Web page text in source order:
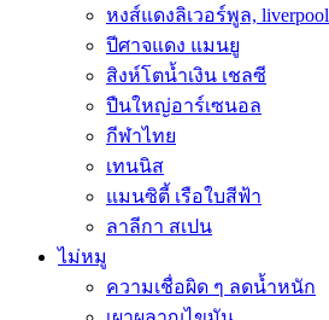
หงส์แดงลิเวอร์พูล, liverpool
ปีศาจแดง แมนยู
สิงห์โตน้ำเงิน เชลซี
ปืนใหญ่อาร์เซนอล
กีฬาไทย
เทนนิส
แมนซิตี้ เรือใบสีฟ้า
ลาลีกา สเปน
ไม่หมู
ความเชื่อผิด ๆ ลดน้ำหนัก